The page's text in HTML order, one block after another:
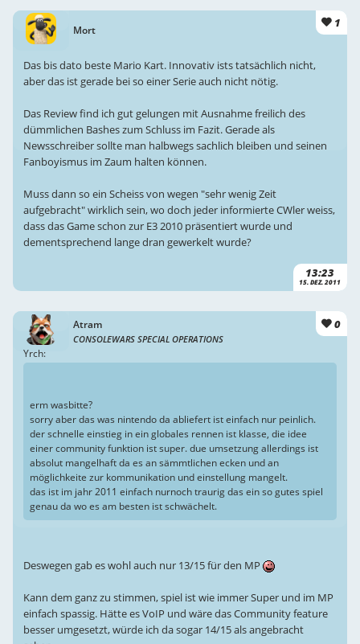
Mort
1
13:23
15. DEZ. 2011
Das bis dato beste Mario Kart. Innovativ ists tatsächlich nicht,
aber das ist gerade bei so einer Serie auch nicht nötig.
Das Review find ich gut gelungen mit Ausnahme freilich des
dümmlichen Bashes zum Schluss im Fazit. Gerade als
Newsschreiber sollte man halbwegs sachlich bleiben und seinen
Fanboyismus im Zaum halten können.
Muss dann so ein Scheiss von wegen "sehr wenig Zeit
aufgebracht" wirklich sein, wo doch jeder informierte CWler weiss,
dass das Game schon zur E3 2010 präsentiert wurde und
dementsprechend lange dran gewerkelt wurde?
Atram
CONSOLEWARS SPECIAL OPERATIONS
0
Yrch:
erm wasbitte?
sorry aber das was nintendo da abliefert ist einfach nur peinlich.
der schnelle einstieg in ein globales rennen ist klasse, die idee
einer community funktion ist super. due umsetzung allerdings ist
absolut mangelhaft da es an sämmtlichen ecken und an
möglichkeite zur kommunikation und einstellung mangelt.
das ist im jahr 2011 einfach nurnoch traurig das ein so gutes spiel
genau da wo es am besten ist schwächelt.
Deswegen gab es wohl auch nur 13/15 für den MP
Kann dem ganz zu stimmen, spiel ist wie immer Super und im MP
einfach spassig. Hätte es VoIP und wäre das Community feature
besser umgesetzt, würde ich da sogar 14/15 als angebracht